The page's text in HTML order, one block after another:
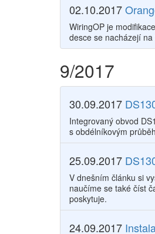
02.10.2017
WiringOP je
desce se nacházejí
9/2017
30.09.2017
Integrovaný obvod
s obdélníkovým
25.09.2017
V dnešním článku si
naučíme se také číst
poskytuje.
24.09.2017